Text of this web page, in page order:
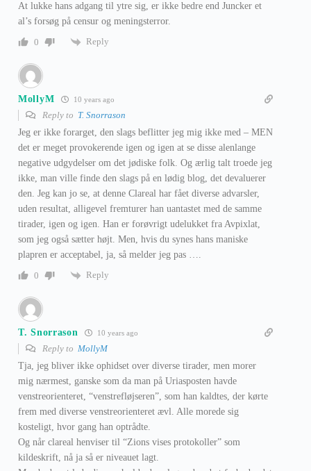
At lukke hans adgang til ytre sig, er ikke bedre end Juncker et
al’s forsøg på censur og meningsterror.
0
Reply
MollyM 10 years ago
Reply to T. Snorrason
Jeg er ikke forarget, den slags beflitter jeg mig ikke med – MEN
det er meget provokerende igen og igen at se disse alenlange
negative udgydelser om det jødiske folk. Og ærlig talt troede jeg
ikke, man ville finde den slags på en lødig blog, det devaluerer
den. Jeg kan jo se, at denne Clareal har fået diverse advarsler,
uden resultat, alligevel fremturer han uantastet med de samme
tirader, igen og igen. Han er forøvrigt udelukket fra Avpixlat,
som jeg også sætter højt. Men, hvis du synes hans maniske
plapren er acceptabel, ja, så melder jeg pas ….
0
Reply
T. Snorrason 10 years ago
Reply to MollyM
Tja, jeg bliver ikke ophidset over diverse tirader, men morer
mig nærmest, ganske som da man på Uriasposten havde
venstreorienteret, “venstrefløjseren”, som han kaldtes, der kørte
frem med diverse venstreorienteret ævl. Alle morede sig
kosteligt, hvor gang han optrådte.
Og når clareal henviser til “Zions vises protokoller” som
kildeskrift, nå ja så er niveauet lagt.